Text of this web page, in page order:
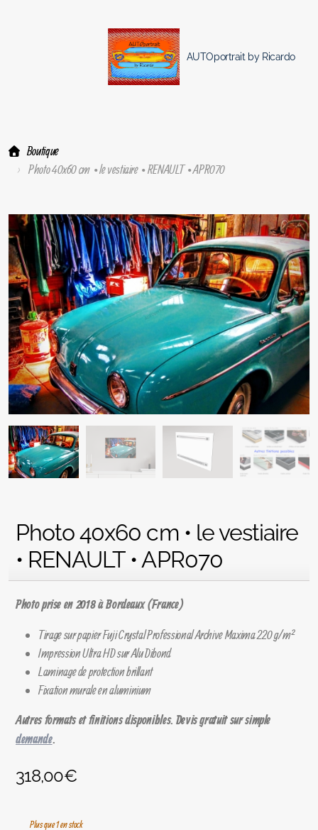
AUTOportrait by Ricardo
Boutique
Photo 40x60 cm • le vestiaire • RENAULT • APR070
Photo 40x60 cm • le vestiaire
• RENAULT • APR070
Photo prise en 2018 à Bordeaux (France)
Tirage sur papier Fuji Crystal Professional Archive Maxima 220 g/m²
Impression Ultra HD sur Alu Dibond
Laminage de protection brillant
Fixation murale en aluminium
Autres formats et finitions disponibles. Devis gratuit sur simple
demande.
318,00€
Plus que 1 en stock